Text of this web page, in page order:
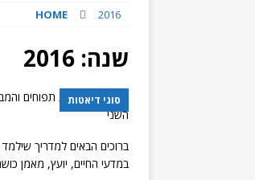
HOME 2016
שנה: 2016
סוגי דיאטות
ברוכים הבאים למדריך
במדעי החיים, יועץ, מאמן